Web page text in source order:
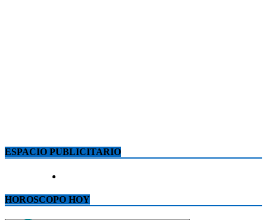
ESPACIO PUBLICITARIO
HOROSCOPO HOY